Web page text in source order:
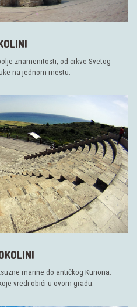
znamenitosti, od crkve Svetog
na jednom mestu.
marine do antičkog Kuriona.
vredi obići u ovom gradu.